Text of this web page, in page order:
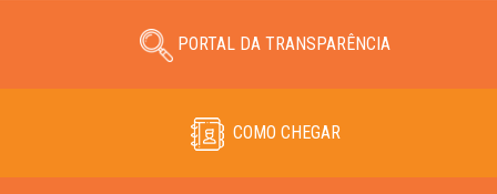
PORTAL DA TRANSPARÊNCIA
COMO CHEGAR